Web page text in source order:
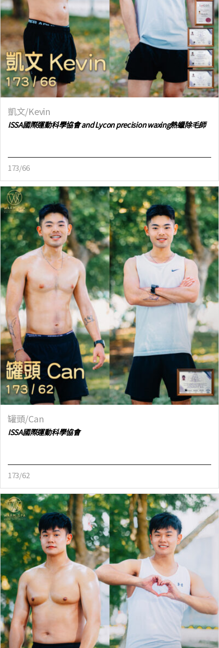
凱文/Kevin
ISSA國際運動科學協會 and Lycon precision waxing熱蠟除毛師
173/66
罐頭/Can
ISSA國際運動科學協會
173/62